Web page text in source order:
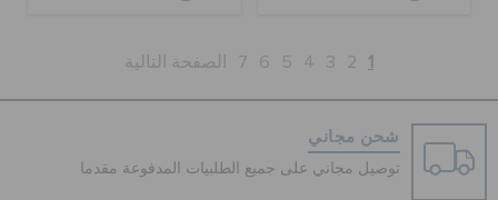
1
2
3
4
5
6
7 الصفحة التالية
شحن مجاني
توصيل مجاني على جميع الطلبيات المدفوعة مقدما